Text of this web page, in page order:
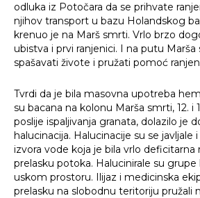
Traži
odluka iz Potočara da se prihvate
njihov transport u bazu Holandskog
krenuo je na Marš smrti. Vrlo brzo
ubistva i prvi ranjenici. I na putu
spašavati živote i pružati pomoć
Tvrdi da je bila masovna upotreba
su bacana na kolonu Marša smrti, 12. i
poslije ispaljivanja granata, dolazilo je
halucinacija. Halucinacije su se javljale
izvora vode koja je bila vrlo
prelasku potoka. Halucinirale su
uskom prostoru. Ilijaz i medicinska
prelasku na slobodnu teritoriju pružali